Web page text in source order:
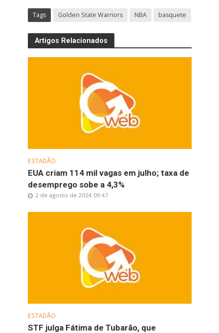
Tags Golden State Warriors NBA basquete
Artigos Relacionados
ESTADÃO
EUA criam 114 mil vagas em julho; taxa de
desemprego sobe a 4,3%
2 de agosto de 2024 09:47
ESTADÃO
STF julga Fátima de Tubarão, que